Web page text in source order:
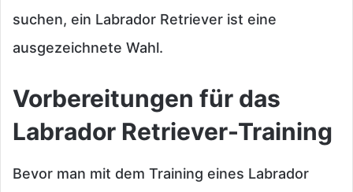
suchen, ein Labrador Retriever ist eine
ausgezeichnete Wahl.
Vorbereitungen für das
Labrador Retriever-Training
Bevor man mit dem Training eines Labrador